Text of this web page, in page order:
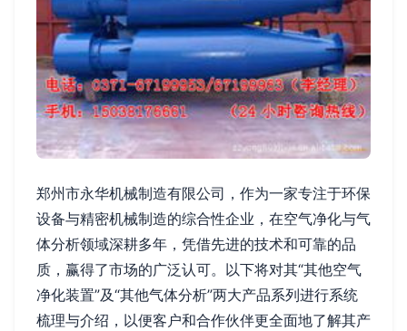
郑州市永华机械制造有限公司，作为一家专注于环保
设备与精密机械制造的综合性企业，在空气净化与气
体分析领域深耕多年，凭借先进的技术和可靠的品
质，赢得了市场的广泛认可。以下将对其“其他空气
净化装置”及“其他气体分析”两大产品系列进行系统
梳理与介绍，以便客户和合作伙伴更全面地了解其产